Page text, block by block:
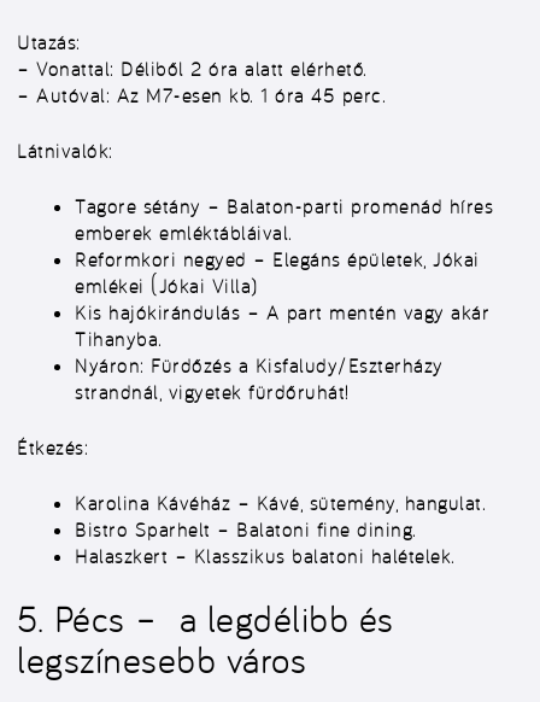
Utazás:
– Vonattal: Déliből 2 óra alatt elérhető.
– Autóval: Az M7-esen kb. 1 óra 45 perc.
Látnivalók:
Tagore sétány – Balaton-parti promenád híres
emberek emléktábláival.
Reformkori negyed – Elegáns épületek, Jókai
emlékei (Jókai Villa)
Kis hajókirándulás – A part mentén vagy akár
Tihanyba.
Nyáron: Fürdőzés a Kisfaludy/Eszterházy
strandnál, vigyetek fürdőruhát!
Étkezés:
Karolina Kávéház – Kávé, sütemény, hangulat.
Bistro Sparhelt – Balatoni fine dining.
Halaszkert – Klasszikus balatoni halételek.
5. Pécs – a legdélibb és
legszínesebb város